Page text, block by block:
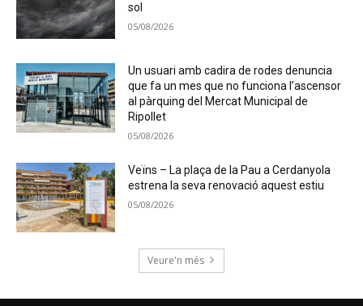
sol
05/08/2026
Un usuari amb cadira de rodes denuncia
que fa un mes que no funciona l’ascensor
al pàrquing del Mercat Municipal de
Ripollet
05/08/2026
Veïns – La plaça de la Pau a Cerdanyola
estrena la seva renovació aquest estiu
05/08/2026
Veure'n més